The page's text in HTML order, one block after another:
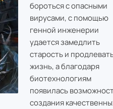
бороться с опасными
вирусами, с помощью
генной инженерии
удается замедлить
старость и
жизнь, а благодаря
биотехнологиям
появилась
создания